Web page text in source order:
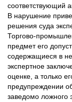
соответствующий
В нарушение
решения суда
Торгово-
предмет его
содержащиеся в
экспертное
оценке, а только
предупреждении
заведомо ложного